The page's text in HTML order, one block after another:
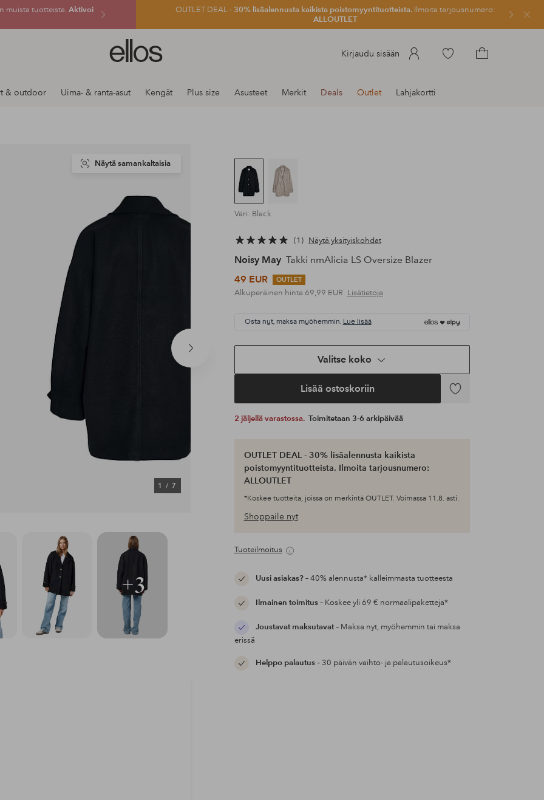
muista tuotteista. Aktivoi
OUTLET DEAL -30% lisäalennusta kaikista poistomyyntituotteista.Ilmoita tarjousnumero:
ALLOUTLET
Sulje
Ellos-
logo
siirry
Kirjaudu sisään
Siirry
& outdoor Uima- & ranta-asut Kengät Plus size Asusteet Merkit Deals Outlet Lahjakortti
Seuraava
tuote
1/ 7
Näytä samankaltaisia
Väri: Black
1 Näytä yksityiskohdat
Noisy May Takki nmAlicia LS Oversize Blazer
49 EUR
OUTLET
Alkuperäinen hinta 69,99 EUR Lisätietoja
Osta nyt, maksa myöhemmin. Lue lisää
Valitse koko
Lisää ostoskoriin
Lisää
2 jäljellä varastossa. Toimitetaan 3-6 arkipäivää
OUTLET DEAL - 30% lisäalennusta kaikista
poistomyyntituotteista. Ilmoita tarjousnumero:
ALLOUTLET
*Koskee tuotteita, joissa on merkintä OUTLET. Voimassa 11.8. asti.
Shoppaile nyt
Tuoteilmoitus
Uusi asiakas?– 40% alennusta* kalleimmasta tuotteesta
Ilmainen toimitus– Koskee yli 69 € normaalipaketteja*
Joustavat maksutavat– Maksa nyt, myöhemmin tai maksa
erissä
Helppo palautus– 30 päivän vaihto- ja palautusoikeus*
+3